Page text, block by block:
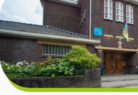
Gezonde school
Kinderopvang
BSO
Routebeschrijving